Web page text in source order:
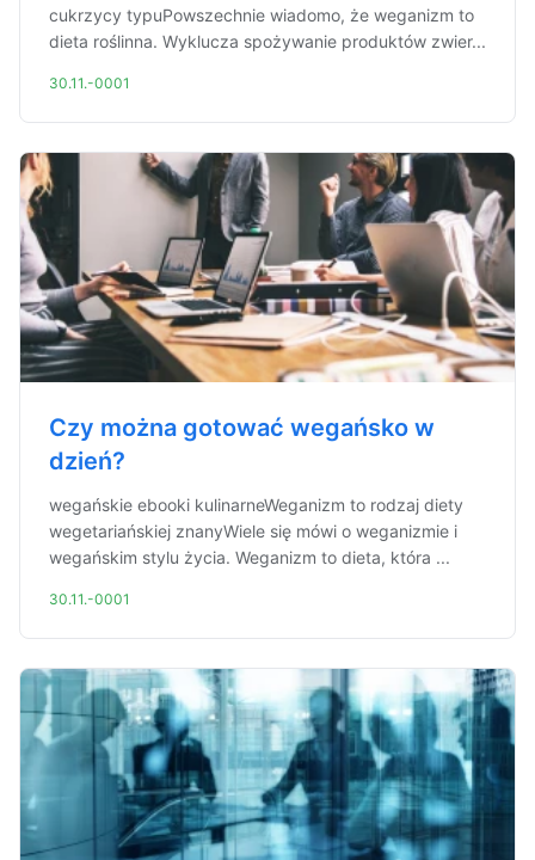
cukrzycy typuPowszechnie wiadomo, że weganizm to
dieta roślinna. Wyklucza spożywanie produktów zwier...
30.11.-0001
Czy można gotować wegańsko w
dzień?
wegańskie ebooki kulinarneWeganizm to rodzaj diety
wegetariańskiej znanyWiele się mówi o weganizmie i
wegańskim stylu życia. Weganizm to dieta, która ...
30.11.-0001